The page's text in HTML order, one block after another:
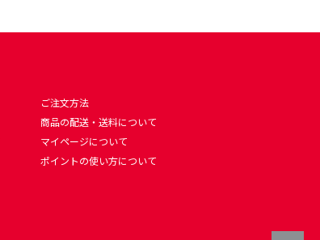
ご注文方法
商品の配送・送料について
マイページについて
ポイントの使い方について